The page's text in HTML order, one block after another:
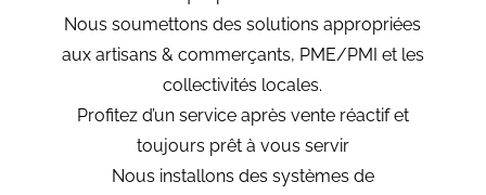
Nous soumettons des solutions appropriées
aux artisans & commerçants, PME/PMI et les
collectivités locales.
Profitez d’un service après vente réactif et
toujours prêt à vous servir
Nous installons des systèmes de